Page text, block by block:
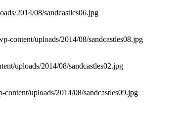
2014/08/sandcastles06.jpg
content/uploads/2014/08/sandcastles08.jpg
uploads/2014/08/sandcastles02.jpg
uploads/2014/08/sandcastles09.jpg